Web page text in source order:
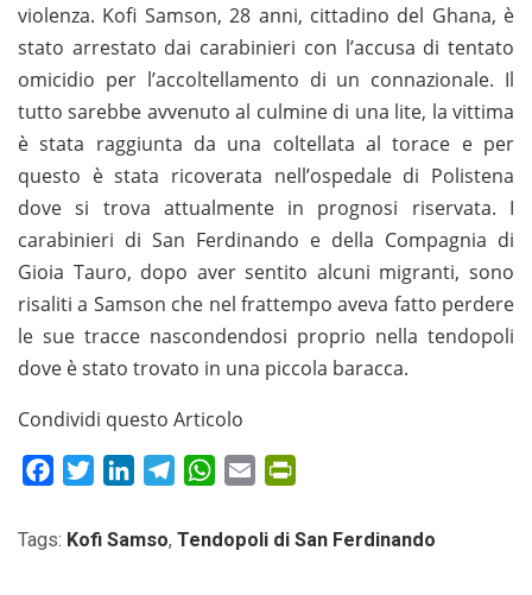
violenza. Kofi Samson, 28 anni, cittadino del Ghana, è
stato arrestato dai carabinieri con l’accusa di tentato
omicidio per l’accoltellamento di un connazionale. Il
tutto sarebbe avvenuto al culmine di una lite, la vittima
è stata raggiunta da una coltellata al torace e per
questo è stata ricoverata nell’ospedale di Polistena
dove si trova attualmente in prognosi riservata. I
carabinieri di San Ferdinando e della Compagnia di
Gioia Tauro, dopo aver sentito alcuni migranti, sono
risaliti a Samson che nel frattempo aveva fatto perdere
le sue tracce nascondendosi proprio nella tendopoli
dove è stato trovato in una piccola baracca.
Condividi questo Articolo
FacebookTwitterLinkedInTelegramWhatsApp
Email
Tags: Kofi Samso, Tendopoli di San Ferdinando